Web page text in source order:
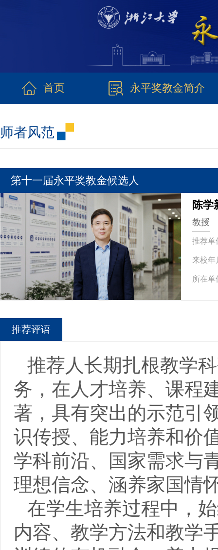
首页 永平奖教金简介
师者风范
第十一届永平奖教金候选人
陈学
教授
推荐单
来校年
所在单
推荐评语
推荐人长期扎根教学
务，在人才培养、课程
著，具有突出的示范引
识传授、能力培养和价
学科前沿、国家需求与
理想信念、涵养家国情
在学生培养过程中，
内容、教学方法和教学